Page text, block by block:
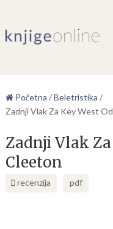
Početna /Beletristika /
Zadnji Vlak Za Key West
Zadnji Vlak
Cleeton
recenzija pdf